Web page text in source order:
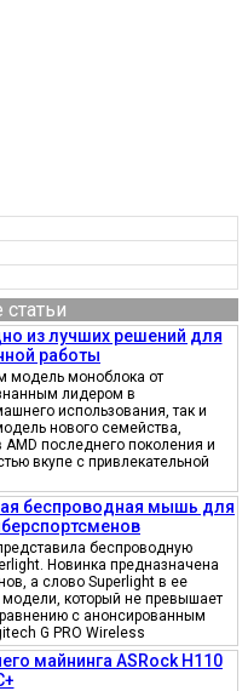
из лучших решений для
работы
модель моноблока от
лидером в
использования, так и
нового семейства,
AMD последнего поколения и
вкупе с привлекательной
беспроводная мышь для
беспроводную
Новинка предназначена
а слово Superlight в ее
который не превышает
с анонсированным
G PRO Wireless
майнинга ASRock H110